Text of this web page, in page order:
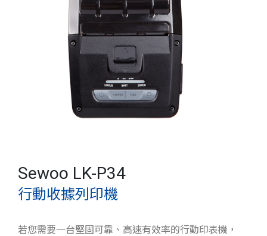
Sewoo LK-P34
行動收據列印機
若您需要一台堅固可靠、高速有效率的行動印表機，